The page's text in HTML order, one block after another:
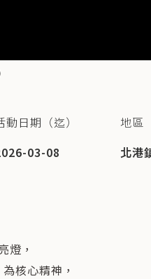
動日期（迄）
03-08
地區
北港
燈，
核心精神，